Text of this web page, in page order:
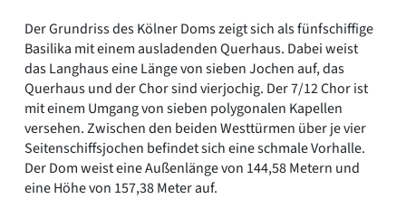
Der Grundriss des Kölner Doms zeigt sich als fünfschiffige
Basilika mit einem ausladenden Querhaus. Dabei weist
das Langhaus eine Länge von sieben Jochen auf, das
Querhaus und der Chor sind vierjochig. Der 7/12 Chor ist
mit einem Umgang von sieben polygonalen Kapellen
versehen. Zwischen den beiden Westtürmen über je vier
Seitenschiffsjochen befindet sich eine schmale Vorhalle.
Der Dom weist eine Außenlänge von 144,58 Metern und
eine Höhe von 157,38 Meter auf.